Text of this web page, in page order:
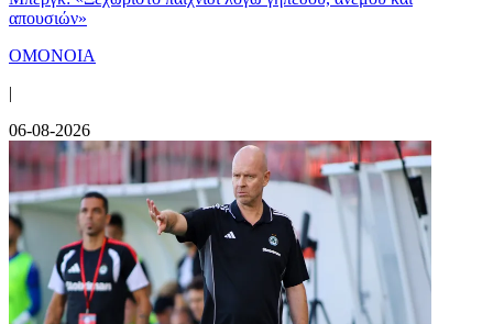
απουσιών»
ΟΜΟΝΟΙΑ
|
06-08-2026